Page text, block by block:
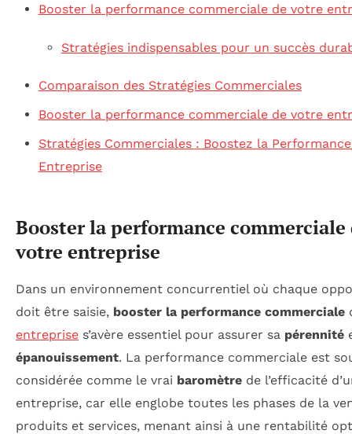
Booster la performance commerciale de votre
Stratégies indispensables pour un succès
Comparaison des Stratégies Commerciales
Booster la performance commerciale de votre
Stratégies Commerciales : Boostez la
Entreprise
Booster la performance commerciale
votre entreprise
Dans un environnement concurrentiel où chaque
doit être saisie, booster la performance commerciale
entreprise s’avère essentiel pour assurer sa pérennité
épanouissement. La performance commerciale est
considérée comme le vrai baromètre de l’efficacité
entreprise, car elle englobe toutes les phases de la
produits et services, menant ainsi à une rentabilité